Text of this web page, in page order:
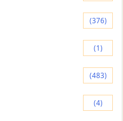
(376)
(1)
(483)
(4)